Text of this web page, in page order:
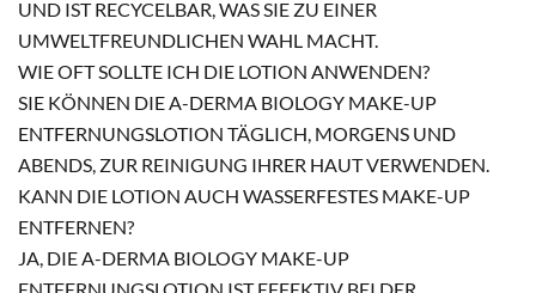
UND IST RECYCELBAR, WAS SIE ZU EINER
UMWELTFREUNDLICHEN WAHL MACHT.
WIE OFT SOLLTE ICH DIE LOTION ANWENDEN?
SIE KÖNNEN DIE A-DERMA BIOLOGY MAKE-UP
ENTFERNUNGSLOTION TÄGLICH, MORGENS UND
ABENDS, ZUR REINIGUNG IHRER HAUT VERWENDEN.
KANN DIE LOTION AUCH WASSERFESTES MAKE-UP
ENTFERNEN?
JA, DIE A-DERMA BIOLOGY MAKE-UP